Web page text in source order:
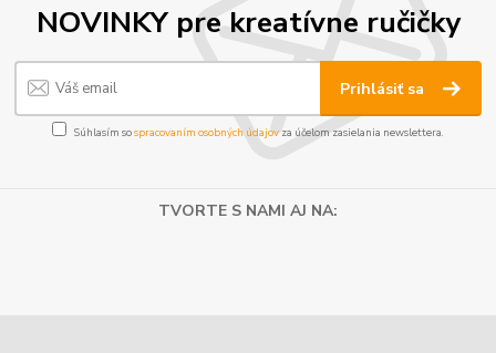
NOVINKY pre kreatívne ručičky
Prihlásiť sa
Súhlasím sospracovaním osobných údajov za účelom zasielania newslettera.
TVORTE S NAMI AJ NA: